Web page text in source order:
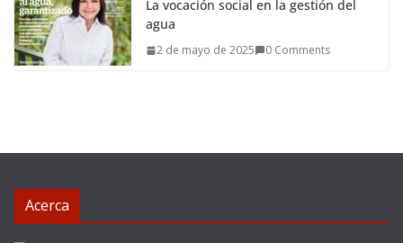
La vocación social en la gestión del
agua
2 de mayo de 2025 0 Comments
Acerca